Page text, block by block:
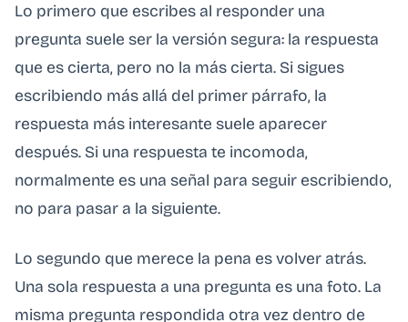
Lo primero que escribes al responder una
pregunta suele ser la versión segura: la respuesta
que es cierta, pero no la más cierta. Si sigues
escribiendo más allá del primer párrafo, la
respuesta más interesante suele aparecer
después. Si una respuesta te incomoda,
normalmente es una señal para seguir escribiendo,
no para pasar a la siguiente.
Lo segundo que merece la pena es volver atrás.
Una sola respuesta a una pregunta es una foto. La
misma pregunta respondida otra vez dentro de